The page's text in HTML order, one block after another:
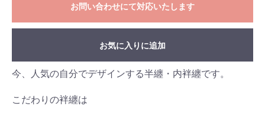
お問い合わせにて対応いたします
お気に入りに追加
今、人気の自分でデザインする半纏・内袢纏です。
こだわりの袢纏は